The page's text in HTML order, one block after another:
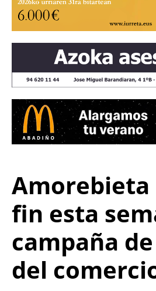
Amorebieta
fin esta
campaña
del